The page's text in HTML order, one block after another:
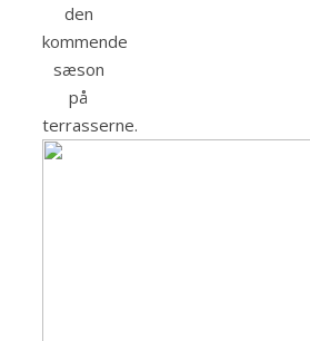
den
kommende
sæson
på
terrasserne.